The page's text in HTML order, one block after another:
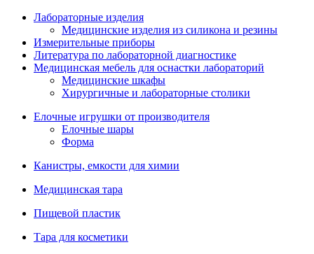
Лабораторные изделия
Медицинские изделия из силикона и резины
Измерительные приборы
Литература по лабораторной диагностике
Медицинская мебель для оснастки лабораторий
Медицинские шкафы
Хирургичные и лабораторные столики
Елочные игрушки от производителя
Елочные шары
Форма
Канистры, емкости для химии
Медицинская тара
Пищевой пластик
Тара для косметики